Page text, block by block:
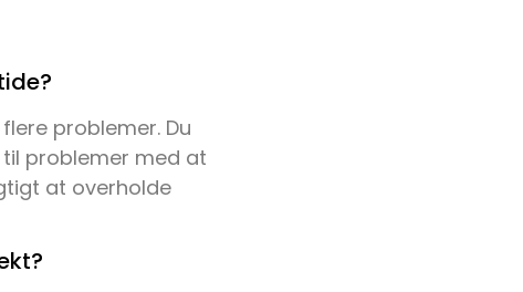
problemer. Du
problemer med at
at overholde